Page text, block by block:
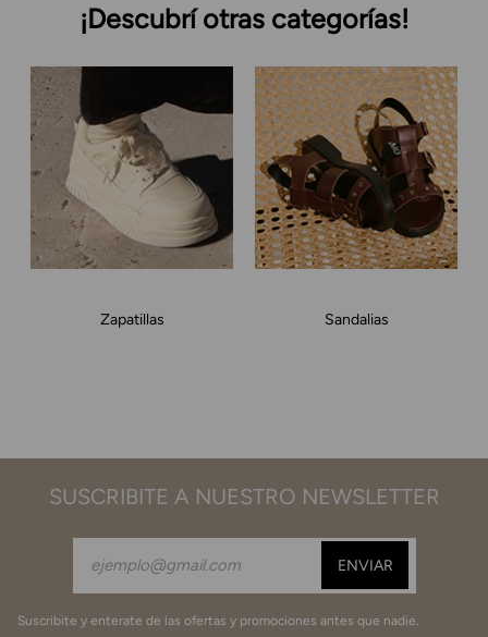
¡Descubrí otras categorías!
Zapatillas Sandalias
SUSCRIBITE A NUESTRO NEWSLETTER
Suscribite y enterate de las ofertas y promociones antes que nadie.